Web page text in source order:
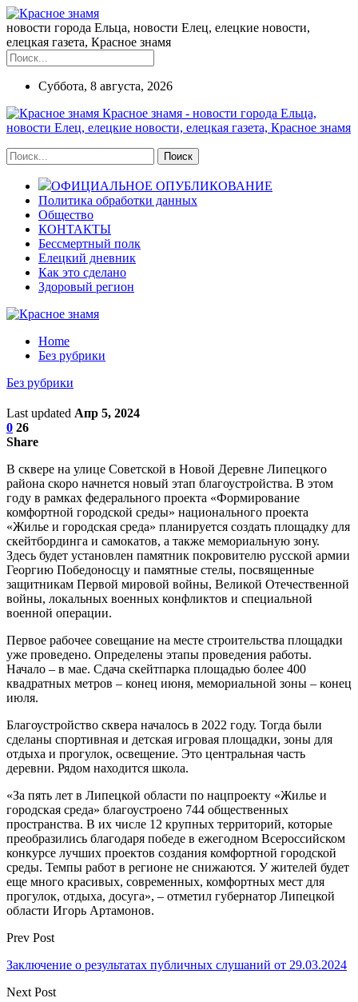
новости города Ельца, новости Елец, елецкие новости,
елецкая газета, Красное знамя
Суббота, 8 августа, 2026
Красное знамя - новости города Ельца,
новости Елец, елецкие новости, елецкая газета, Красное знамя
ОФИЦИАЛЬНОЕ ОПУБЛИКОВАНИЕ
Политика обработки данных
Общество
КОНТАКТЫ
Бессмертный полк
Елецкий дневник
Как это сделано
Здоровый регион
Home
Без рубрики
Без рубрики
Last updated Апр 5, 2024
0 26
Share
В сквере на улице Советской в Новой Деревне Липецкого
района скоро начнется новый этап благоустройства. В этом
году в рамках федерального проекта «Формирование
комфортной городской среды» национального проекта
«Жилье и городская среда» планируется создать площадку для
скейтбординга и самокатов, а также мемориальную зону.
Здесь будет установлен памятник покровителю русской армии
Георгию Победоносцу и памятные стелы, посвященные
защитникам Первой мировой войны, Великой Отечественной
войны, локальных военных конфликтов и специальной
военной операции.
Первое рабочее совещание на месте строительства площадки
уже проведено. Определены этапы проведения работы.
Начало – в мае. Сдача скейтпарка площадью более 400
квадратных метров – конец июня, мемориальной зоны – конец
июля.
Благоустройство сквера началось в 2022 году. Тогда были
сделаны спортивная и детская игровая площадки, зоны для
отдыха и прогулок, освещение. Это центральная часть
деревни. Рядом находится школа.
«За пять лет в Липецкой области по нацпроекту «Жилье и
городская среда» благоустроено 744 общественных
пространства. В их числе 12 крупных территорий, которые
преобразились благодаря победе в ежегодном Всероссийском
конкурсе лучших проектов создания комфортной городской
среды. Темпы работ в регионе не снижаются. У жителей будет
еще много красивых, современных, комфортных мест для
прогулок, отдыха, досуга», – отметил губернатор Липецкой
области Игорь Артамонов.
Prev Post
Заключение о результатах публичных слушаний от 29.03.2024
Next Post